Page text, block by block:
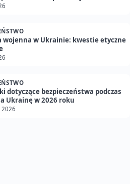
wojenna w Ukrainie: kwestie etyczne
dotyczące bezpieczeństwa podczas
Ukrainę w 2026 roku
2026